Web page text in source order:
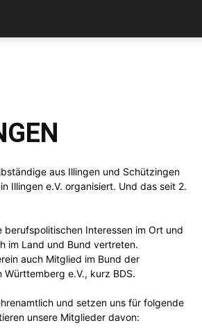
aus Illingen und Schützingen
Illingen e.V. organisiert. Und das seit 2.
berufspolitischen Interessen im Ort und
im Land und Bund vertreten.
auch Mitglied im Bund der
Württemberg e.V., kurz BDS.
und setzen uns für folgende
unsere Mitglieder davon: